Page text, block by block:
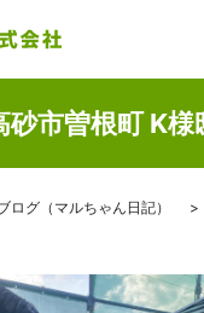
砂市曽根町 K様
ログ（マルちゃん日記）